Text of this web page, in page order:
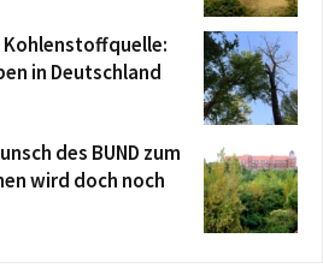
in Deutschland
des BUND zum
wird doch noch